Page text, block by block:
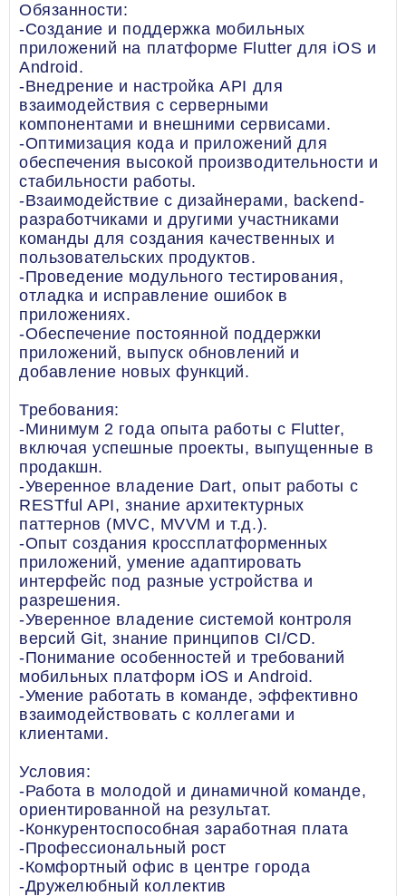
Обязанности:
-Создание и поддержка мобильных
приложений на платформе Flutter для iOS и
Android.
-Внедрение и настройка API для
взаимодействия с серверными
компонентами и внешними сервисами.
-Оптимизация кода и приложений для
обеспечения высокой производительности и
стабильности работы.
-Взаимодействие с дизайнерами, backend-
разработчиками и другими участниками
команды для создания качественных и
пользовательских продуктов.
-Проведение модульного тестирования,
отладка и исправление ошибок в
приложениях.
-Обеспечение постоянной поддержки
приложений, выпуск обновлений и
добавление новых функций.
Требования:
-Минимум 2 года опыта работы с Flutter,
включая успешные проекты, выпущенные в
продакшн.
-Уверенное владение Dart, опыт работы с
RESTful API, знание архитектурных
паттернов (MVC, MVVM и т.д.).
-Опыт создания кроссплатформенных
приложений, умение адаптировать
интерфейс под разные устройства и
разрешения.
-Уверенное владение системой контроля
версий Git, знание принципов CI/CD.
-Понимание особенностей и требований
мобильных платформ iOS и Android.
-Умение работать в команде, эффективно
взаимодействовать с коллегами и
клиентами.
Условия:
-Работа в молодой и динамичной команде,
ориентированной на результат.
-Конкурентоспособная заработная плата
-Профессиональный рост
-Комфортный офис в центре города
-Дружелюбный коллектив